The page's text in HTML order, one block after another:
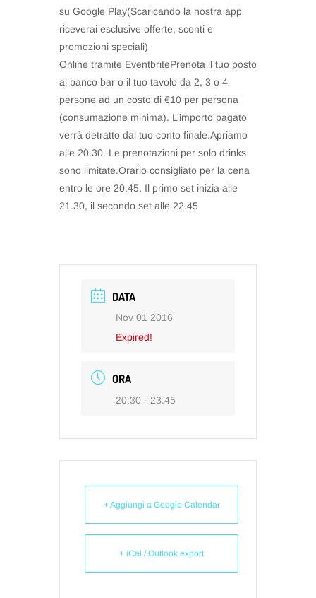
su Google Play(Scaricando la nostra app
riceverai esclusive offerte, sconti e
promozioni speciali)
Online tramite EventbritePrenota il tuo posto
al banco bar o il tuo tavolo da 2, 3 o 4
persone ad un costo di €10 per persona
(consumazione minima). L’importo pagato
verrà detratto dal tuo conto finale.Apriamo
alle 20.30. Le prenotazioni per solo drinks
sono limitate.Orario consigliato per la cena
entro le ore 20.45. Il primo set inizia alle
21.30, il secondo set alle 22.45
DATA
Nov 01 2016
Expired!
ORA
20:30 - 23:45
+ Aggiungi a Google Calendar
+ iCal / Outlook export